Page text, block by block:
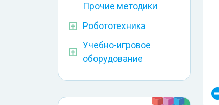
Прочие методики
Робототехника
Учебно-игровое
оборудование